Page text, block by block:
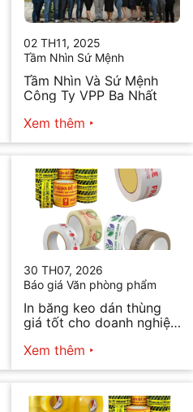
02 TH11, 2025
Tầm Nhìn Sứ Mệnh
Tầm Nhìn Và Sứ Mệnh
Công Ty VPP Ba Nhất
Xem thêm
30 TH07, 2026
Báo giá Văn phòng phẩm
In băng keo dán thùng
giá tốt cho doanh nghiệp
Xem thêm